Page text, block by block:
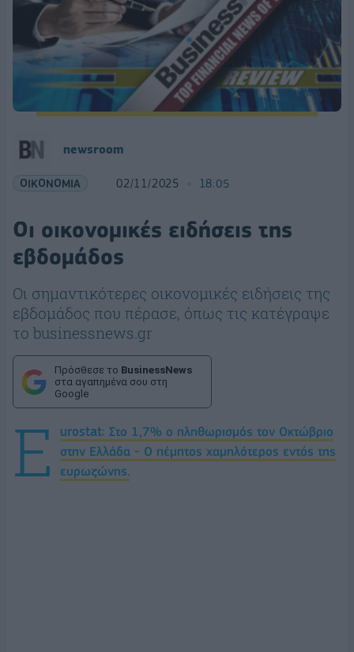
newsroom
ΟΙΚΟΝΟΜΙΑ 02/11/2025 18:05
Οι οικονομικές ειδήσεις της
εβδομάδος
Οι σημαντικότερες οικονομικές ειδήσεις της
εβδομάδος που πέρασε, όπως τις κατέγραψε
το businessnews.gr
Πρόσθεσε το BusinessNews
στα αγαπημένα σου στη
Google
E
urostat: Στο 1,7% ο πληθωρισμός τον Οκτώβριο
στην Ελλάδα - Ο πέμπτος χαμηλότερος εντός της
ευρωζώνης.